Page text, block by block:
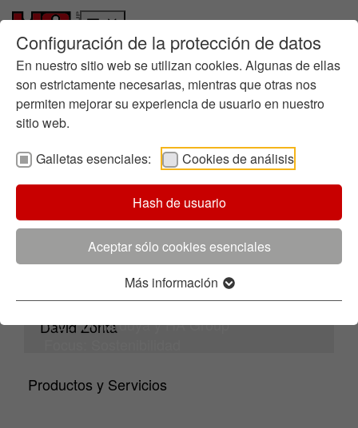
Configuración de la protección de datos
En nuestro sitio web se utilizan cookies. Algunas de ellas
son estrictamente necesarias, mientras que otras nos
permiten mejorar su experiencia de usuario en nuestro
sitio web.
Galletas esenciales:
Cookies de análisis
Hash de usuario
Aceptar sólo cookies esenciales
Más información
Ir a la página principal
Skip to page footer
Quiénes somos
Historia
Gestión empresarial
Química en la fundición
Dónde estamos
Informes
Ruta hacia la Sostenibilidad
Gestión Medioambiental
Certificados
Iniciativas
Proceso de Innovación
I+D: HA Ilarduya y HA Group
Productos y Servicios
Aviso Legal
HA Ilarduya
B Boroa, s/n Apdo. 35
48340 Amorebieta | España
Tel: +34 946 730 858
info.spain@ha-group.com
Director general:
David Zorita